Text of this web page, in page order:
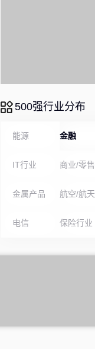
500强行业分布
能源 金融
IT行业 商业/零售
金属产品 航空/航天
电信 保险行业